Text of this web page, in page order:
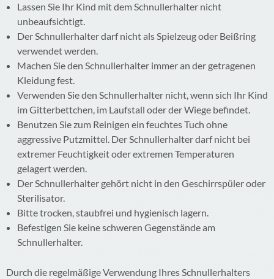
Lassen Sie Ihr Kind mit dem Schnullerhalter nicht
unbeaufsichtigt.
Der Schnullerhalter darf nicht als Spielzeug oder Beißring
verwendet werden.
Machen Sie den Schnullerhalter immer an der getragenen
Kleidung fest.
Verwenden Sie den Schnullerhalter nicht, wenn sich Ihr Kind
im Gitterbettchen, im Laufstall oder der Wiege befindet.
Benutzen Sie zum Reinigen ein feuchtes Tuch ohne
aggressive Putzmittel. Der Schnullerhalter darf nicht bei
extremer Feuchtigkeit oder extremen Temperaturen
gelagert werden.
Der Schnullerhalter gehört nicht in den Geschirrspüler oder
Sterilisator.
Bitte trocken, staubfrei und hygienisch lagern.
Befestigen Sie keine schweren Gegenstände am
Schnullerhalter.
Durch die regelmäßige Verwendung Ihres Schnullerhalters